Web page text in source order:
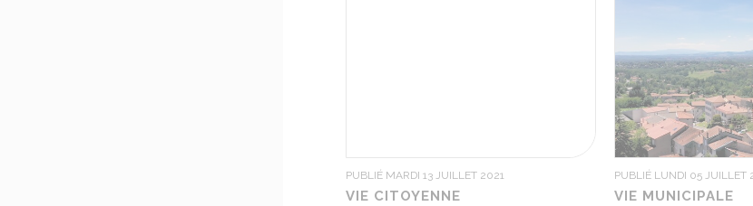
PUBLIÉ MARDI 13 JUILLET 2021
VIE CITOYENNE
PUBLIÉ LUNDI 05 JUILLET
VIE MUNICIPALE